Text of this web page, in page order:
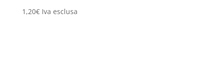
1,20€ Iva esclusa